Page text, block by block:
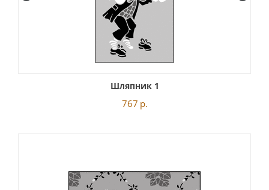
Шляпник 1
767 р.